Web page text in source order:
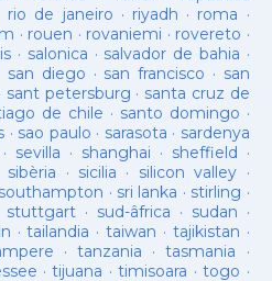
rio de janeiro · riyadh · roma ·
· rouen · rovaniemi · rovereto ·
· salonica · salvador de bahia ·
san diego · san francisco · san
sant petersburg · santa cruz de
de chile · santo domingo ·
· sao paulo · sarasota · sardenya
· sevilla · shanghai · sheffield ·
sibèria · sicilia · silicon valley ·
southampton · sri lanka · stirling ·
stuttgart· sud-âfrica · sudan ·
·tailandia ·taiwan · tajikistan ·
· tanzania ·tasmania ·
·tijuana ·timisoara ·togo ·